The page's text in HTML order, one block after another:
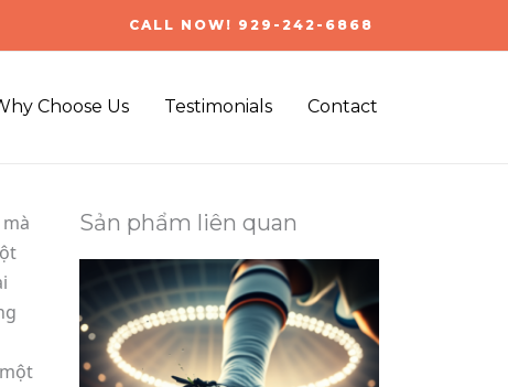
CALL NOW! 929-242-6868
Choose Us Testimonials Contact
Sản phẩm liên quan